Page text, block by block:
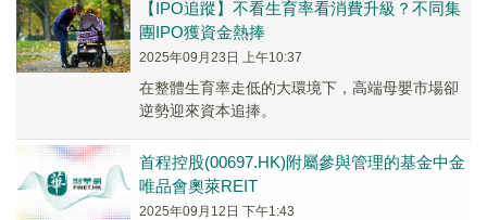
【IPO追蹤】不看生育率看消費升級？不同集
團IPO獲資金熱捧
2025年09月23日 上午10:37
在整體生育率走低的大環境下，高端母嬰市場卻
逆勢迎來資本追捧。
首程控股(00697.HK)附屬參與管理的基金中金
唯品會奧萊REIT
2025年09月12日 下午1:43